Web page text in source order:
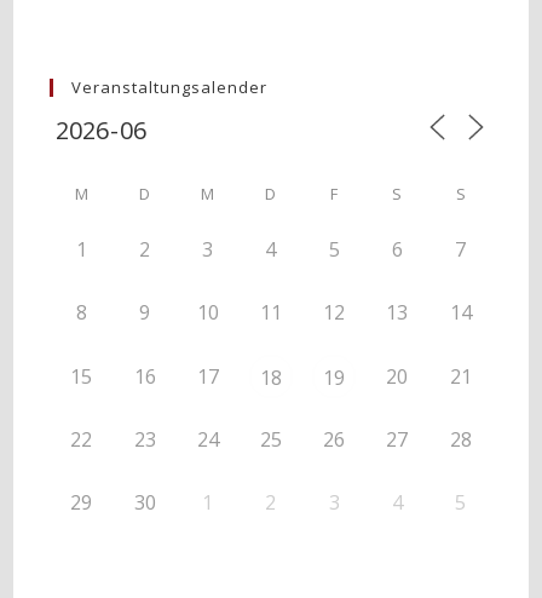
Veranstaltungsalender
M D M D F S S
1 2 3 4 5 6 7
8 9 10 11 12 13 14
15 16 17 18 19 20 21
22 23 24 25 26 27 28
29 30 1 2 3 4 5